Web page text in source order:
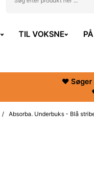
TIL VOKSNE
♥ Søger
/ Absorba. Underbuks - Blå